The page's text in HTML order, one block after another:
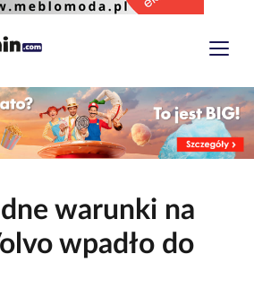
warunki na
wpadło do